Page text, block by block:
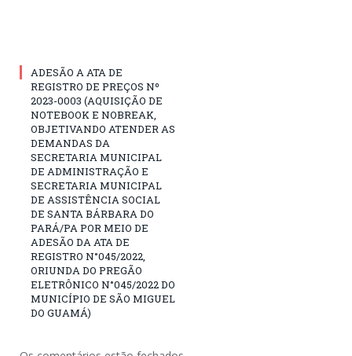
ADESÃO A ATA DE
REGISTRO DE PREÇOS Nº
2023-0003 (AQUISIÇÃO DE
NOTEBOOK E NOBREAK,
OBJETIVANDO ATENDER AS
DEMANDAS DA
SECRETARIA MUNICIPAL
DE ADMINISTRAÇÃO E
SECRETARIA MUNICIPAL
DE ASSISTÊNCIA SOCIAL
DE SANTA BÁRBARA DO
PARÁ/PA POR MEIO DE
ADESÃO DA ATA DE
REGISTRO N°045/2022,
ORIUNDA DO PREGÃO
ELETRÔNICO N°045/2022 DO
MUNICÍPIO DE SÃO MIGUEL
DO GUAMÁ)